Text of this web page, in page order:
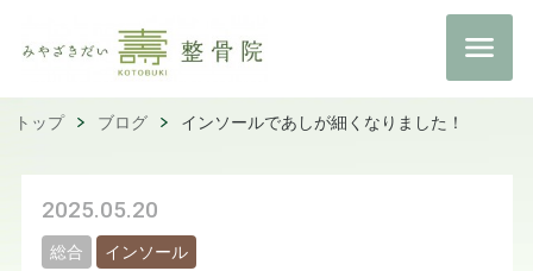
トップ ブログ インソールであしが細くなりました！
2025.05.20
総合 インソール